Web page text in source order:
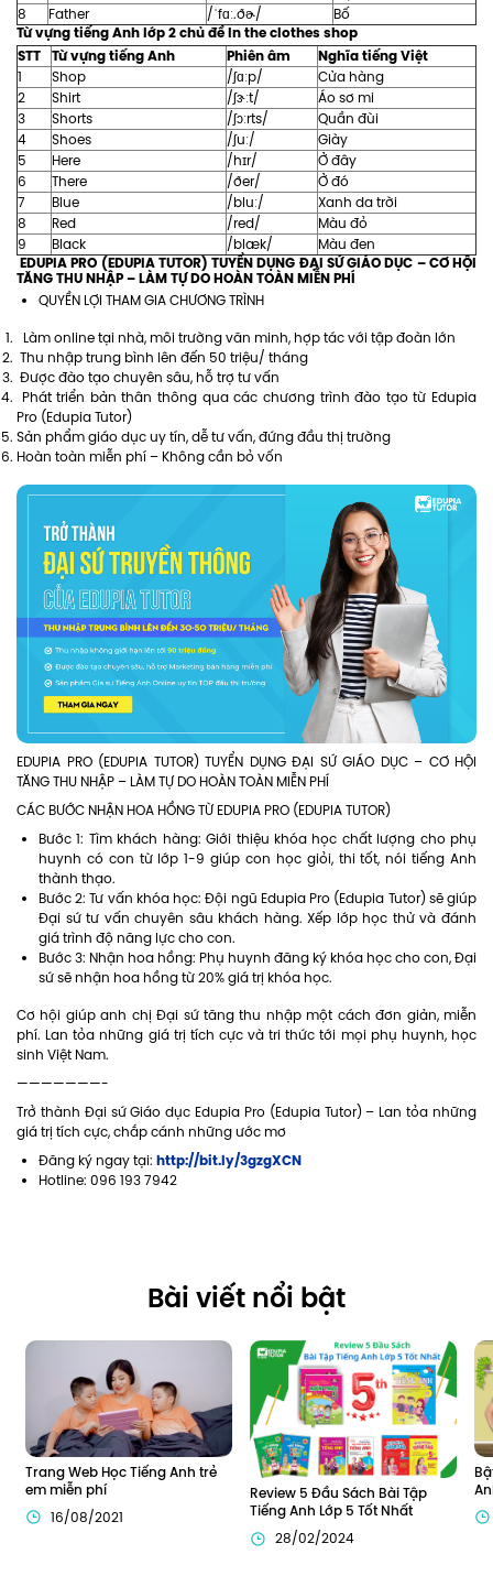
8
Father /ˈfɑː.ðɚ/ Bố
Từ vựng tiếng Anh lớp 2 chủ đề In the clothes shop
STT Từ vựng tiếng Anh Phiên âm Nghĩa tiếng Việt
1 Shop /ʃɑːp/
Cửa hàng
2
Shirt /ʃɝːt/
Áo sơ mi
3
Shorts /ʃɔːrts/
Quần đùi
4
Shoes /ʃuː/
Giày
5
Here /hɪr/
Ở đây
6
There /ðer/
Ở đó
7
Blue /bluː/
Xanh da trời
8
Red /red/
Màu đỏ
9
Black /blæk/ Màu đen
EDUPIA PRO (EDUPIA TUTOR)TUYỂN DỤNG ĐẠI SỨ GIÁO DỤC – CƠ HỘI
TĂNG THU NHẬP – LÀM TỰ DO HOÀN TOÀN MIỄN PHÍ
QUYỀN LỢI THAM GIA CHƯƠNG TRÌNH
Làm online tại nhà, môi trường văn minh, hợp tác với tập đoàn lớn
Thu nhập trung bình lên đến 50 triệu/ tháng
Được đào tạo chuyên sâu, hỗ trợ tư vấn
Phát triển bản thân thông qua các chương trình đào tạo từ Edupia
Pro (Edupia Tutor)
Sản phẩm giáo dục uy tín, dễ tư vấn, đứng đầu thị trường
Hoàn toàn miễn phí – Không cần bỏ vốn
EDUPIA PRO (EDUPIA TUTOR) TUYỂN DỤNG ĐẠI SỨ GIÁO DỤC – CƠ HỘI
TĂNG THU NHẬP – LÀM TỰ DO HOÀN TOÀN MIỄN PHÍ
CÁC BƯỚC NHẬN HOA HỒNG TỪ EDUPIA PRO (EDUPIA TUTOR)
Bước 1: Tìm khách hàng: Giới thiệu khóa học chất lượng cho phụ
huynh có con từ lớp 1-9 giúp con học giỏi, thi tốt, nói tiếng Anh
thành thạo.
Bước 2: Tư vấn khóa học: Đội ngũ Edupia Pro (Edupia Tutor) sẽ giúp
Đại sứ tư vấn chuyên sâu khách hàng. Xếp lớp học thử và đánh
giá trình độ năng lực cho con.
Bước 3: Nhận hoa hồng: Phụ huynh đăng ký khóa học cho con, Đại
sứ sẽ nhận hoa hồng từ 20% giá trị khóa học.
Cơ hội giúp anh chị Đại sứ tăng thu nhập một cách đơn giản, miễn
phí. Lan tỏa những giá trị tích cực và tri thức tới mọi phụ huynh, học
sinh Việt Nam.
———————-
Trở thành Đại sứ Giáo dục Edupia Pro (Edupia Tutor) – Lan tỏa những
giá trị tích cực, chắp cánh những ước mơ
Đăng ký ngay tại: http://bit.ly/3gzgXCN
Hotline: 096 193 7942
Bài viết nổi bật
Trang Web Học Tiếng Anh trẻ
em miễn phí
16/08/2021
Review 5 Đầu Sách Bài Tập
Tiếng Anh Lớp 5 Tốt Nhất
28/02/2024